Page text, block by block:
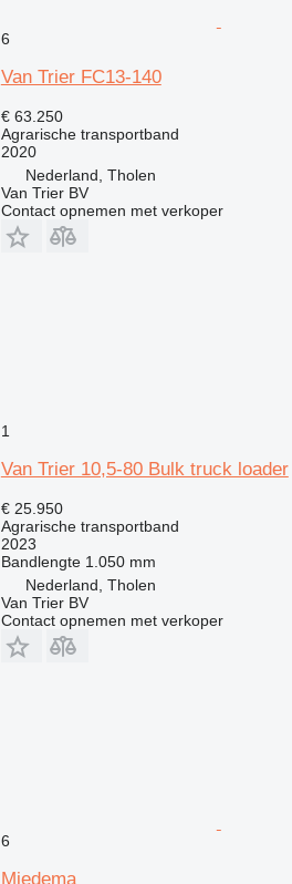
6
Van Trier FC13-140
€ 63.250
Agrarische transportband
2020
Nederland, Tholen
Van Trier BV
Contact opnemen met verkoper
1
Van Trier 10,5-80 Bulk truck loader
€ 25.950
Agrarische transportband
2023
Bandlengte 1.050 mm
Nederland, Tholen
Van Trier BV
Contact opnemen met verkoper
6
Miedema